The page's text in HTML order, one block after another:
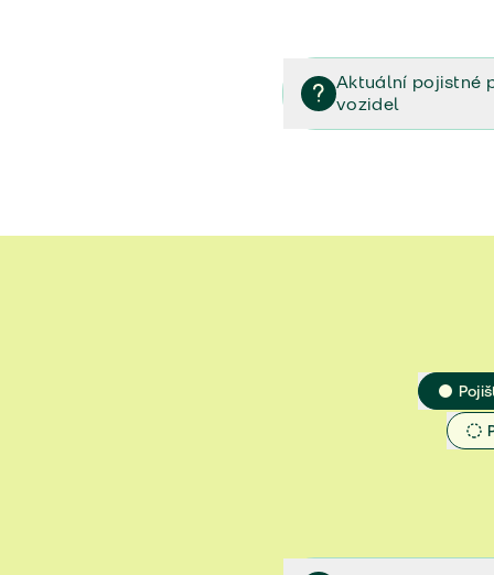
Aktuální pojistné
vozidel
Veřejný příslib -